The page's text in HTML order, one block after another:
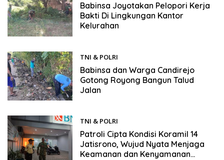
Babinsa Joyotakan Pelopori Kerja
Bakti Di Lingkungan Kantor
Kelurahan
TNI & POLRI
Babinsa dan Warga Candirejo
Gotong Royong Bangun Talud
Jalan
TNI & POLRI
Patroli Cipta Kondisi Koramil 14
Jatisrono, Wujud Nyata Menjaga
Keamanan dan Kenyamanan